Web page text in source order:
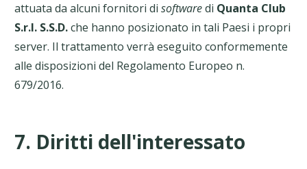
attuata da alcuni fornitori di softwaredi Quanta Club
S.r.l. S.S.D.che hanno posizionato in tali Paesi i propri
server. Il trattamento verrà eseguito conformemente
alle disposizioni del Regolamento Europeo n.
679/2016.
7. Diritti dell'interessato